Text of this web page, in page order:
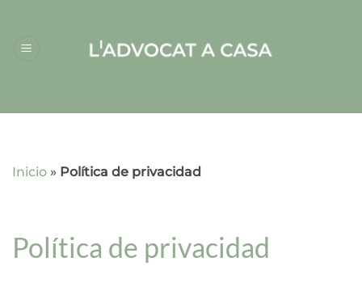
contenido
Inicio » Política de privacidad
Política de privacidad